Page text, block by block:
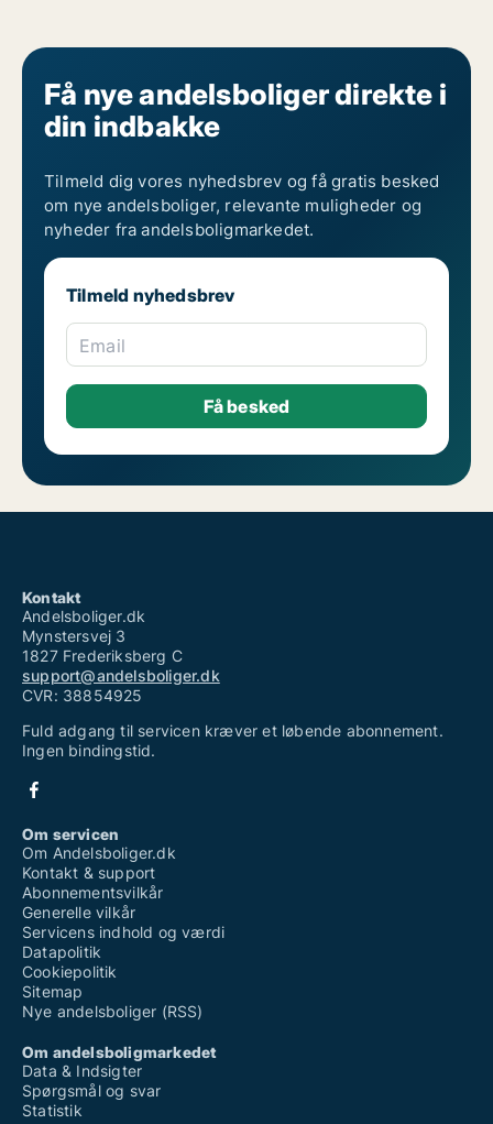
Få nye andelsboliger direkte i
din indbakke
Tilmeld dig vores nyhedsbrev og få gratis besked
om nye andelsboliger, relevante muligheder og
nyheder fra andelsboligmarkedet.
Tilmeld nyhedsbrev
Email
Kontakt
Andelsboliger.dk
Mynstersvej 3
1827 Frederiksberg C
support@andelsboliger.dk
CVR: 38854925
Fuld adgang til servicen kræver et løbende abonnement.
Ingen bindingstid.
Om servicen
Om Andelsboliger.dk
Kontakt & support
Abonnementsvilkår
Generelle vilkår
Servicens indhold og værdi
Datapolitik
Cookiepolitik
Sitemap
Nye andelsboliger (RSS)
Om andelsboligmarkedet
Data & Indsigter
Spørgsmål og svar
Statistik